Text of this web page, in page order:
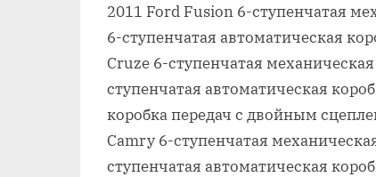
2011 Ford Fusion 6-ступенчатая
6-ступенчатая автоматическая
Cruze 6-ступенчатая
ступенчатая автоматическая
коробка передач с двойным
Camry 6-ступенчатая
ступенчатая автоматическая